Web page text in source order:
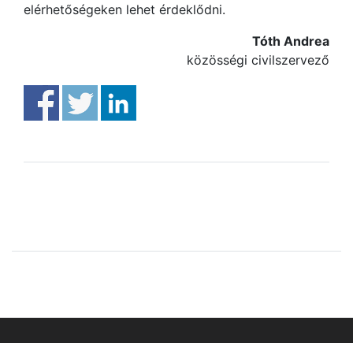
elérhetőségeken lehet érdeklődni.
Tóth Andrea
közösségi civilszervező